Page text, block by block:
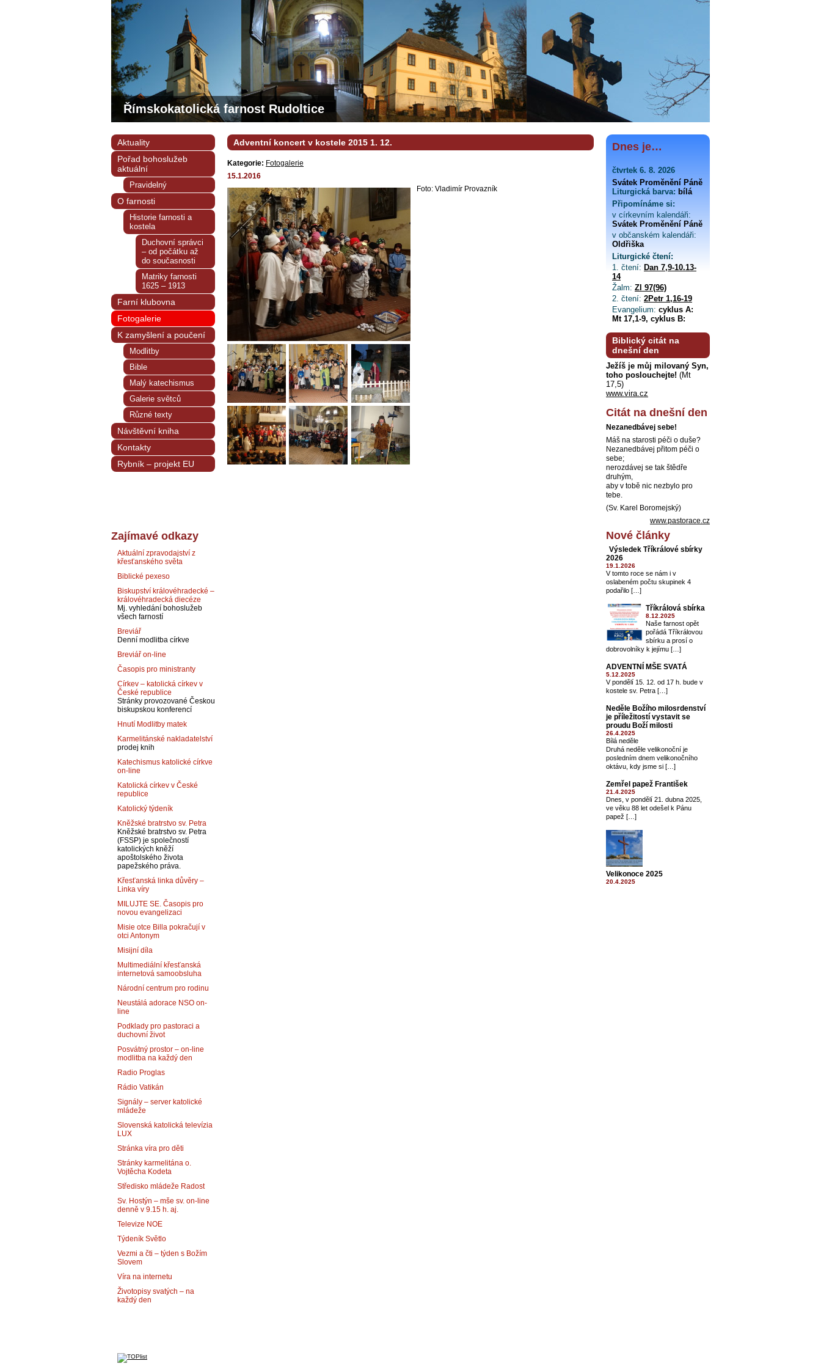
Římskokatolická farnost Rudoltice
Adventní koncert v kostele 2015 1. 12.
Kategorie: Fotogalerie
15.1.2016
Foto: Vladimír Provazník
Aktuality
Pořad bohoslužeb
aktuální
Pravidelný
O farnosti
Historie farnosti a
kostela
Duchovní správci
– od počátku až
do současnosti
Matriky farnosti
1625 – 1913
Farní klubovna
Fotogalerie
K zamyšlení a poučení
Modlitby
Bible
Malý katechismus
Galerie světců
Různé texty
Návštěvní kniha
Kontakty
Rybník – projekt EU
Zajímavé odkazy
Aktuální zpravodajství z
křesťanského světa
Biblické pexeso
Biskupství královéhradecké –
královéhradecká diecéze
Mj. vyhledání bohoslužeb
všech farností
Breviář
Denní modlitba církve
Breviář on-line
Časopis pro ministranty
Církev – katolická církev v
České republice
Stránky provozované Českou
biskupskou konferencí
Hnutí Modlitby matek
Karmelitánské nakladatelství
prodej knih
Katechismus katolické církve
on-line
Katolická církev v České
republice
Katolický týdeník
Kněžské bratrstvo sv. Petra
Kněžské bratrstvo sv. Petra
(FSSP) je společností
katolických kněží
apoštolského života
papežského práva.
Křesťanská linka důvěry –
Linka víry
MILUJTE SE. Časopis pro
novou evangelizaci
Misie otce Billa pokračují v
otci Antonym
Misijní díla
Multimediální křesťanská
internetová samoobsluha
Národní centrum pro rodinu
Neustálá adorace NSO on-
line
Podklady pro pastoraci a
duchovní život
Posvátný prostor – on-line
modlitba na každý den
Radio Proglas
Rádio Vatikán
Signály – server katolické
mládeže
Slovenská katolická televízia
LUX
Stránka víra pro děti
Stránky karmelitána o.
Vojtěcha Kodeta
Středisko mládeže Radost
Sv. Hostýn – mše sv. on-line
denně v 9.15 h. aj.
Televize NOE
Týdeník Světlo
Vezmi a čti – týden s Božím
Slovem
Víra na internetu
Životopisy svatých – na
každý den
Dnes je…
čtvrtek 6. 8. 2026
Svátek Proměnění Páně
Liturgická barva: bílá
Připomínáme si:
v církevním kalendáři:
Svátek Proměnění Páně
v občanském kalendáři:
Oldřiška
Liturgické čtení:
1. čtení: Dan 7,9-10.13-
14
Žalm: Zl 97(96)
2. čtení: 2Petr 1,16-19
Evangelium: cyklus A:
Mt 17,1-9, cyklus B:
Biblický citát na
dnešní den
Ježíš je můj milovaný Syn,
toho poslouchejte! (Mt
17,5)
www.vira.cz
Citát na dnešní den
Nezanedbávej sebe!
Máš na starosti péči o duše?
Nezanedbávej přitom péči o
sebe;
nerozdávej se tak štědře
druhým,
aby v tobě nic nezbylo pro
tebe.
(Sv. Karel Boromejský)
www.pastorace.cz
Nové články
Výsledek Tříkrálové sbírky
2026
19.1.2026
V tomto roce se nám i v
oslabeném počtu skupinek 4
podařilo […]
Tříkrálová sbírka
8.12.2025
Naše farnost opět
pořádá Tříkrálovou
sbírku a prosí o
dobrovolníky k jejímu […]
ADVENTNÍ MŠE SVATÁ
5.12.2025
V pondělí 15. 12. od 17 h. bude v
kostele sv. Petra […]
Neděle Božího milosrdenství
je příležitostí vystavit se
proudu Boží milosti
26.4.2025
Bílá neděle
Druhá neděle velikonoční je
posledním dnem velikonočního
oktávu, kdy jsme si […]
Zemřel papež František
21.4.2025
Dnes, v pondělí 21. dubna 2025,
ve věku 88 let odešel k Pánu
papež […]
Velikonoce 2025
20.4.2025